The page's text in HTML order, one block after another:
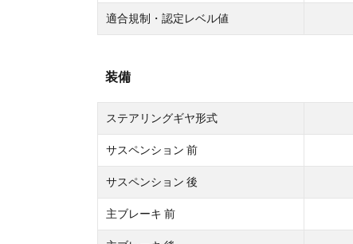
適合規制・認定レベル値
装備
ステアリングギヤ形式
サスペンション 前
サスペンション 後
主ブレーキ 前